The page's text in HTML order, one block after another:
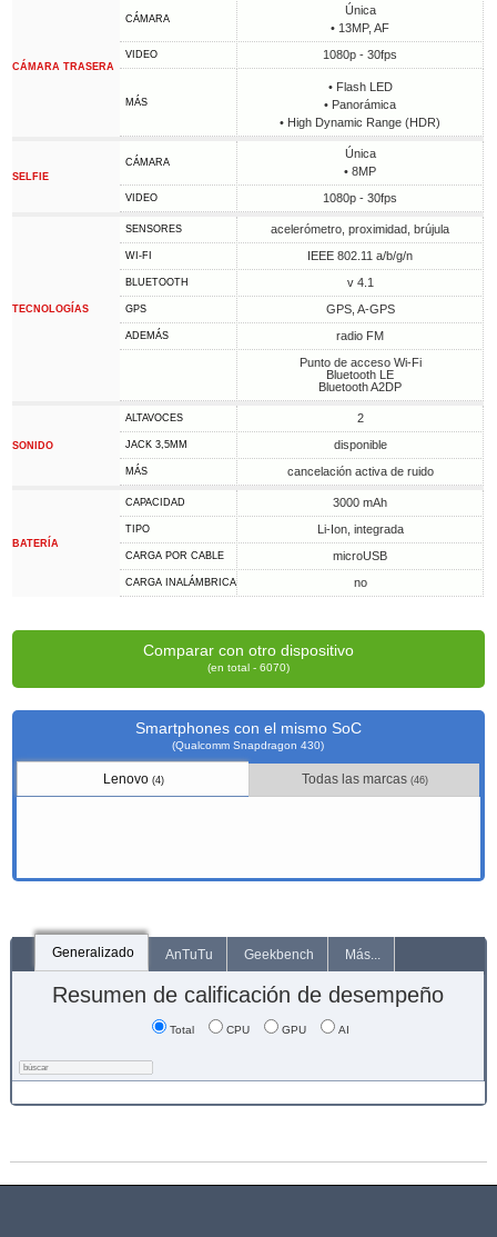
CÁMARA TRASERA
CÁMARA
Única
• 13MP, AF
VIDEO 1080p - 30fps
MÁS
• Flash LED
• Panorámica
• High Dynamic Range (HDR)
SELFIE
CÁMARA
Única
• 8MP
VIDEO 1080p - 30fps
TECNOLOGÍAS
SENSORES acelerómetro, proximidad, brújula
WI-FI IEEE 802.11 a/b/g/n
BLUETOOTH v 4.1
GPS GPS, A-GPS
ADEMÁS
radio FM
Punto de acceso Wi-Fi
Bluetooth LE
Bluetooth A2DP
SONIDO
ALTAVOCES 2
JACK 3,5MM disponible
MÁS cancelación activa de ruido
BATERÍA
CAPACIDAD 3000 mAh
TIPO Li-Ion, integrada
CARGA POR CABLE microUSB
CARGA INALÁMBRICA no
Comparar con otro dispositivo
(en total - 6070)
Smartphones con el mismo SoC
(Qualcomm Snapdragon 430)
Lenovo (4) Todas las marcas (46)
Generalizado AnTuTu Geekbench Más...
Resumen de calificación de desempeño
Total CPU GPU AI